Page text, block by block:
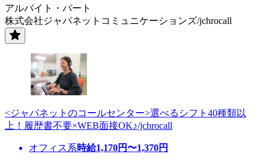
アルバイト・パート
株式会社ジャパネットコミュニケーションズ/jchrocall
<ジャパネットのコールセンター>選べるシフト40種類以
上！履歴書不要×WEB面接OK♪/jchrocall
オフィス系時給1,170円〜1,370円